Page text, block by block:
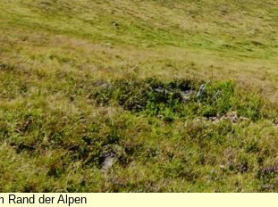
Rand der Alpen